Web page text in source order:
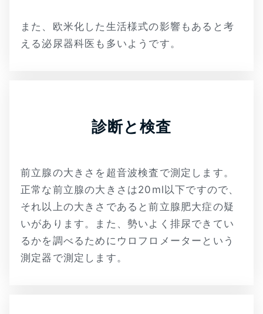
また、欧米化した生活様式の影響もあると考
える泌尿器科医も多いようです。
診断と検査
前立腺の大きさを超音波検査で測定します。
正常な前立腺の大きさは20ml以下ですので、
それ以上の大きさであると前立腺肥大症の疑
いがあります。また、勢いよく排尿できてい
るかを調べるためにウロフロメーターという
測定器で測定します。